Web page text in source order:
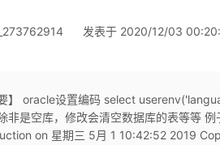
发表于 2020/12/03
要】 oracle设置编码 select
非是空库，修改会清空数据库的表等等
on 星期三 5月 1 10:42:52 2019